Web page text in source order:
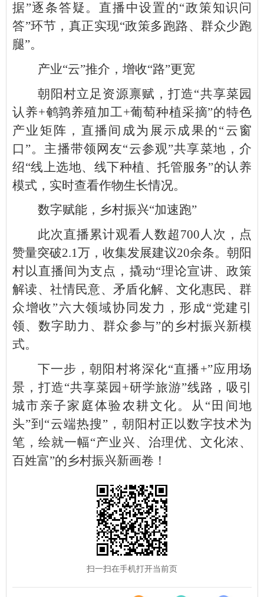
据”逐条答疑。直播中设置的“政策知识问
答”环节，真正实现“政策多跑路、群众少跑
腿”。
产业“云”推介，增收“路”更宽
朝阳村立足资源禀赋，打造“共享菜园
认养+鹌鹑养殖加工+葡萄种植采摘”的特色
产业矩阵，直播间成为展示成果的“云窗
口”。主播带领网友“云参观”共享菜地，介
绍“线上选地、线下种植、托管服务”的认养
模式，实时查看作物生长情况。
数字赋能，乡村振兴“加速跑”
此次直播累计观看人数超700人次，点
赞量突破2.1万，收集发展建议20余条。朝阳
村以直播间为支点，撬动“理论宣讲、政策
解读、社情民意、矛盾化解、文化惠民、群
众增收”六大领域协同发力，形成“党建引
领、数字助力、群众参与”的乡村振兴新模
式。
下一步，朝阳村将深化“直播+”应用场
景，打造“共享菜园+研学旅游”线路，吸引
城市亲子家庭体验农耕文化。从“田间地
头”到“云端热搜”，朝阳村正以数字技术为
笔，绘就一幅“产业兴、治理优、文化浓、
百姓富”的乡村振兴新画卷！
扫一扫在手机打开当前页